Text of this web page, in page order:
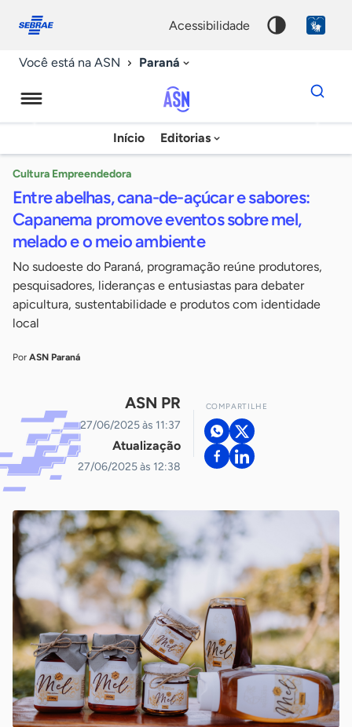
conosco
acessibilidade
Você está na ASN Paraná
Agência
Sebrae
Notícias
Início Editorias
Dados
para
chave
Cultura Empreendedora
Entre abelhas, cana-de-açúcar e sabores:
Capanema promove eventos sobre mel,
melado e o meio ambiente
No sudoeste do Paraná, programação reúne produtores,
pesquisadores, lideranças e entusiastas para debater
apicultura, sustentabilidade e produtos com identidade
local
Por ASN Paraná
ASN PR
27/06/2025 às 11:37
Atualização
27/06/2025 às 12:38
COMPARTILHE